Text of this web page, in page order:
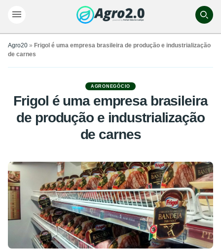
Agro20 » Frigol é uma empresa brasileira de produção e industrialização
de carnes
AGRONEGÓCIO
Frigol é uma empresa brasileira
de produção e industrialização
de carnes